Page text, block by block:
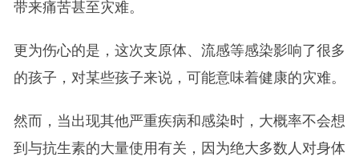
带来痛苦甚至灾难。
更为伤心的是，这次支原体、流感等感染影响了很多
的孩子，对某些孩子来说，可能意味着健康的灾难。
然而，当出现其他严重疾病和感染时，大概率不会想
到与抗生素的大量使用有关，因为绝大多数人对身体